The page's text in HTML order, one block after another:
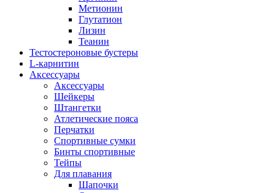
Метионин
Глутатион
Лизин
Теанин
Тестостероновые бустеры
L-карнитин
Аксессуары
Аксессуары
Шейкеры
Штангетки
Атлетические пояса
Перчатки
Спортивные сумки
Бинты спортивные
Тейпы
Для плавания
Шапочки